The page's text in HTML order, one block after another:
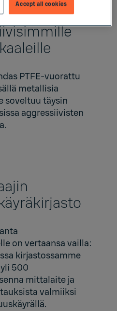
PTFE-vuorattu
metallisia
soveltuu täysin
aggressiivisten
on vertaansa vailla:
kirjastossamme
500
mittalaite ja
valmiiksi
Accept all cookies